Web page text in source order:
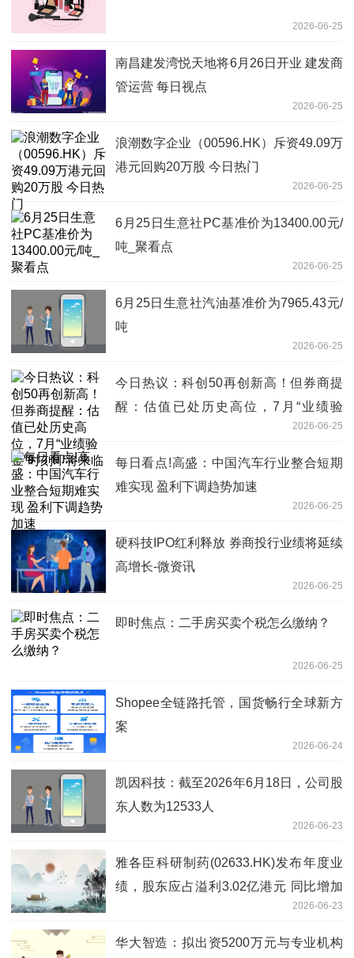
2026-06-25
南昌建发湾悦天地将6月26日开业 建发商
管运营 每日视点
2026-06-25
浪潮数字企业（00596.HK）斥资49.09万
港元回购20万股 今日热门
2026-06-25
6月25日生意社PC基准价为13400.00元/
吨_聚看点
2026-06-25
6月25日生意社汽油基准价为7965.43元/
吨
2026-06-25
今日热议：科创50再创新高！但券商提
醒：估值已处历史高位，7月“业绩验
2026-06-25
每日看点!高盛：中国汽车行业整合短期
难实现 盈利下调趋势加速
2026-06-25
硬科技IPO红利释放 券商投行业绩将延续
高增长-微资讯
2026-06-25
即时焦点：二手房买卖个税怎么缴纳？
2026-06-25
Shopee全链路托管，国货畅行全球新方
案​
2026-06-24
凯因科技：截至2026年6月18日，公司股
东人数为12533人
2026-06-23
雅各臣科研制药(02633.HK)发布年度业
绩，股东应占溢利3.02亿港元 同比增加
2026-06-23
华大智造：拟出资5200万元与专业机构